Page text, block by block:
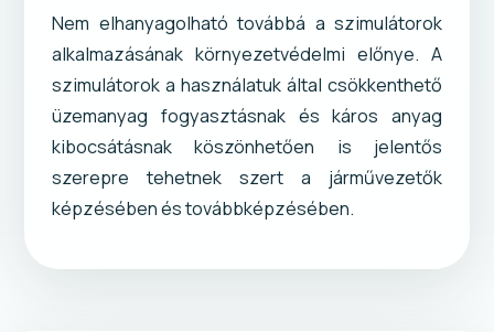
Nem elhanyagolható továbbá a szimulátorok
alkalmazásának környezetvédelmi előnye. A
szimulátorok a használatuk által csökkenthető
üzemanyag fogyasztásnak és káros anyag
kibocsátásnak köszönhetően is jelentős
szerepre tehetnek szert a járművezetők
képzésében és továbbképzésében.